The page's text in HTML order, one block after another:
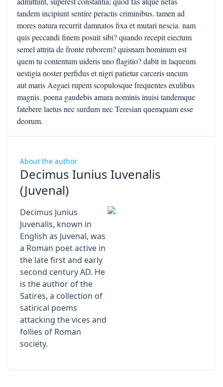
About the author
Decimus Iunius Iuvenalis
(Juvenal)
Decimus Junius
Juvenalis, known in
English as Juvenal, was
a Roman poet active in
the late first and early
second century AD. He
is the author of the
Satires, a collection of
satirical poems
attacking the vices and
follies of Roman
society.